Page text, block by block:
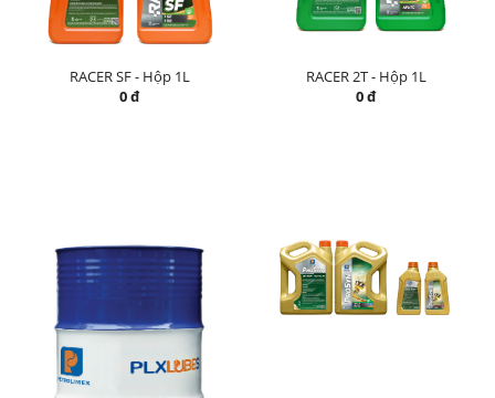
RACER SF - Hộp 1L
0 đ
RACER 2T - Hộp 1L
0 đ